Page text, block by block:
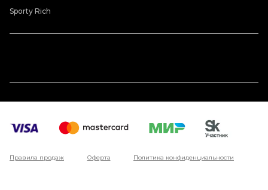
Sporty Rich
Правила продаж Оферта Политика конфиденциальности